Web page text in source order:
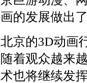
画的发展做出
北京的3D动画
随着观众越来
术也将继续发